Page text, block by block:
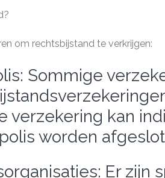
om rechtsbijstand te verkrijgen:
Sommige
verzekering kan
worden
Er zijn